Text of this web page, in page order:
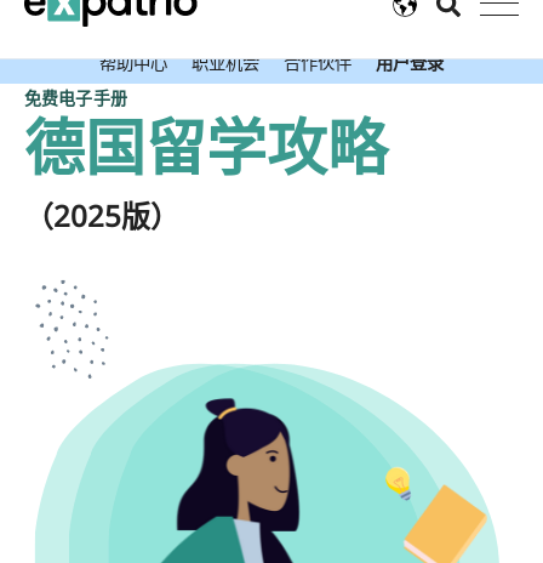
最新好消息：申请留德大礼包可获得免费的Expatrio银行卡
帮助中心
职业机会 合作伙伴
用户登录
免费电子手册
德国留学攻略
（2025版）